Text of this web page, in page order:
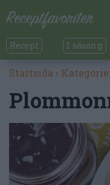
Recept I säsong
Startsida ›